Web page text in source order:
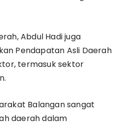
Abdul Hadi juga
Pendapatan Asli Daerah
termasuk sektor
Balangan sangat
daerah dalam